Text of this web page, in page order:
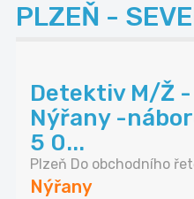
PLZEŇ -
Detektiv M/Ž -
Nýřany -
5 0...
Plzeň Do obchodního
Nýřany